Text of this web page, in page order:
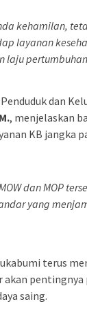
kehamilan,
layanan
dan
, menjelaskan
KB jangka
dan MOP
yang
terus
saing.